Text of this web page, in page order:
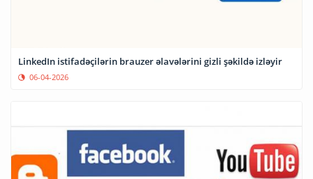
LinkedIn istifadəçilərin brauzer əlavələrini gizli şəkildə izləyir
06-04-2026